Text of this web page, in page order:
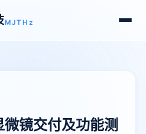
MJTHz
镜交付及功能测